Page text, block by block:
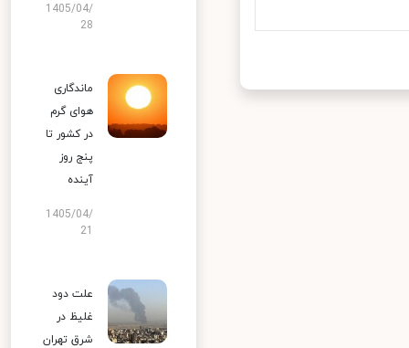
1405/04/
28
ماندگاری
هوای گرم
در کشور تا
پنج روز
آینده
1405/04/
علت دود
غلیظ در
شرق تهران